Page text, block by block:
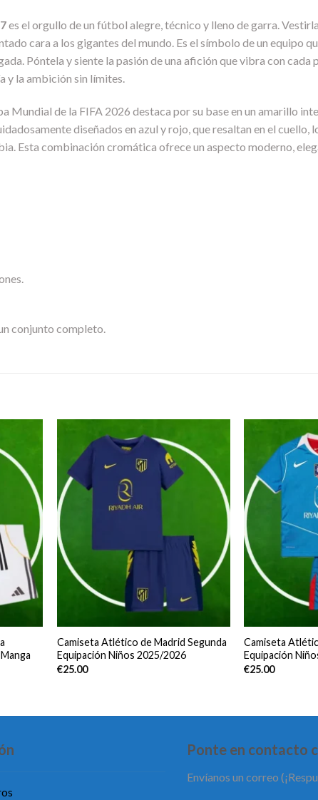
es el orgullo de un fútbol alegre, técnico y lleno de garra.
cara a los gigantes del mundo. Es el símbolo de un equipo
Póntela y siente la pasión de una afición que vibra con cada
y la ambición sin límites.
Mundial de la FIFA 2026 destaca por su base en un amarillo
diseñados en azul y rojo, que resaltan en el cuello,
Esta combinación cromática ofrece un aspecto moderno,
conjunto completo.
Camiseta Atlético de Madrid Segunda
Equipación Niños 2025/2026
€25.00
Camiseta
Equipación
€25.00
Ponte en contacto
Envíanos un correo